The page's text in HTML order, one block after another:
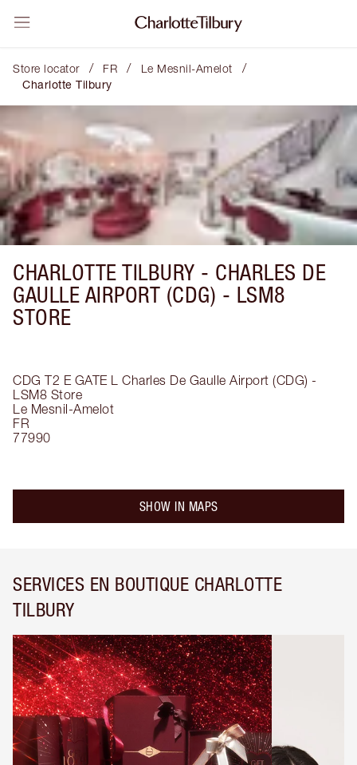
Store locator / FR / Le Mesnil-Amelot /
Charlotte Tilbury
CHARLOTTE TILBURY - CHARLES DE
GAULLE AIRPORT (CDG) - LSM8
STORE
CDG T2 E GATE L
Charles De Gaulle Airport (CDG) -
LSM8 Store
Le Mesnil-Amelot
FR
77990
SHOW IN MAPS
SERVICES EN BOUTIQUE CHARLOTTE
TILBURY